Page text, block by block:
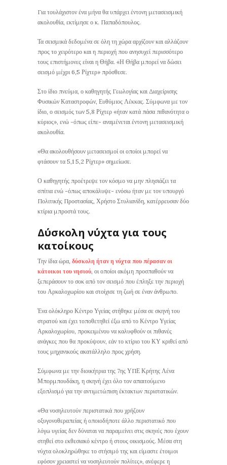
Για τουλάχιστον ένα μήνα θα υπάρχει έντονη μετασεισμική
ακολουθία, εκτίμησε ο κ. Παπαδόπουλος.
Τα σεισμικά δεδομένα σε όλη τη χώρα αρχίζουν και αλλάζουν
προς το χειρότερο και η περιοχή που ανησυχεί περισσότερο
τους επιστήμονες είναι η Θήβα. «Η Θήβα μπορεί να δώσει
σεισμό μέχρι 6,5 Ρίχτερ» πρόσθεσε.
Στο ίδιο πνεύμα, ο καθηγητής Γεωλογίας και Διαχείρισης
Φυσικών Καταστροφών, Ευθύμιος Λέκκας. Σύμφωνα με τον
ίδιο, ο σεισμός των 5,8 Ρίχτερ «ήταν κατά πάσα πιθανότητα ο
κύριος», ενώ -όπως είπε- αναμένεται έντονη μετασεισμική
ακολουθία.
«Θα ακολουθήσουν μετασεισμοί οι οποίοι μπορεί να
φτάσουν τα 5,1 5,2 Ρίχτερ» σημείωσε.
Ο καθηγητής προέτρεψε τον κόσμο να μην πλησιάζει τα
σπίτια ενώ -όπως αποκάλυψε- ενόσω ήταν με τον υπουργό
Πολιτικής Προστασίας, Χρήστο Στυλιανίδη, κατέρρευσαν δύο
κτίρια μπροστά τους.
Δύσκολη νύχτα για τους
κατοίκους
Την ίδια ώρα, δύσκολη ήταν η νύχτα που πέρασαν οι
κάτοικοι του νησιού , οι οποίοι ακόμη προσπαθούν να
ξεπεράσουν το σοκ από τον σεισμό που έπληξε την περιοχή
του Αρκαλοχωρίου και στοίχισε τη ζωή σε έναν άνθρωπο.
Ένα ολόκληρο Κέντρο Υγείας στήθηκε μέσα σε σκηνή του
στρατού και έχει τοποθετηθεί έξω από το Κέντρο Υγείας
Αρκαλοχωρίου, προκειμένου να καλυφθούν οι πιθανές
ανάγκες που θα προκύψουν, εάν το κτίριο του ΚΥ κριθεί από
τους μηχανικούς ακατάλληλο προς χρήση.
Σύμφωνα με την διοικήτρια της 7ης ΥΠΕ Κρήτης Λένα
Μπορμπουδάκη, η σκηνή έχει όλο τον απαιτούμενο
εξοπλισμό για την αντιμετώπιση έκτακτων περιστατικών.
«Θα νοσηλευτούν περιστατικά που χρήζουν
οξυγονοθεραπείας ή οποιοδήποτε άλλο περιστατικό που
λόγω υγείας δεν δύναται να παραμείνει στις σκηνές που έχουν
στηθεί στο εκθεσιακό κέντρο ή στους οικισμούς. Μέσα στη
νύχτα ολοκληρώθηκε το στήσιμό της και είμαστε έτοιμοι
εφόσον χρειαστεί να νοσηλευτούν πολίτες», ανέφερε η